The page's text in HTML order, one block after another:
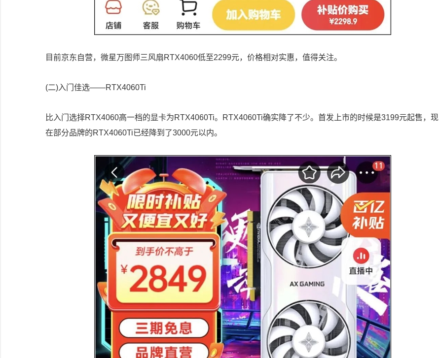
目前京东自营，微星万图师三风扇RTX4060低至2299元，价格相对实惠，值得关注。
(二)入门佳选——RTX4060Ti
比入门选择RTX4060高一档的显卡为RTX4060Ti。RTX4060Ti确实降了不少。首发上市的时候是3199元起售，现
在部分品牌的RTX4060Ti已经降到了3000元以内。